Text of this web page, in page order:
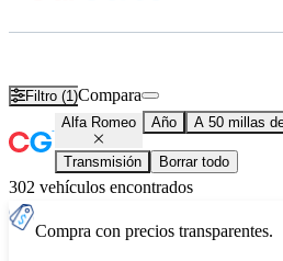
Filtro (1)Compara
Alfa Romeo Año A 50 millas
Transmisión Borrar todo
302 vehículos encontrados
Compra con precios transparentes.